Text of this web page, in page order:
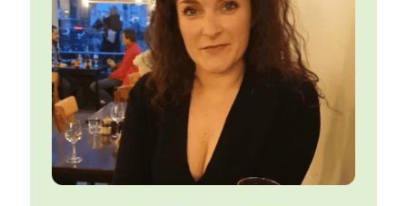
heeft. En uiteraard sta ik open voor alle andere
‘zieltjes’ die het nut van PCM ook echt willen
ervaren!